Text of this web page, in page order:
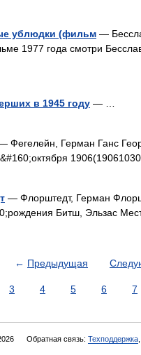
ублюдки (фильм —
1977 года смотри
в 1945 году — …
Фегелейн, Герман Ганс
— Флорштедт, Герман
Битш, Эльзас
← Предыдущая
3 4 5 6 7
Обратная связь: Техподдержка